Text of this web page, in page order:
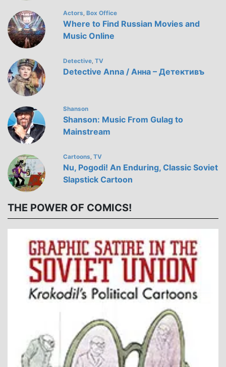
Actors, Box Office
Where to Find Russian Movies and
Music Online
Detective, TV
Detective Anna / Анна – Детективъ
Shanson
Shanson: Music From Gulag to
Mainstream
Cartoons, TV
Nu, Pogodi! An Enduring, Classic Soviet
Slapstick Cartoon
THE POWER OF COMICS!